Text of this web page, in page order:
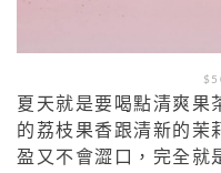
夏天就是要喝點清爽果
的荔枝果香跟清新的茉
盈又不會澀口，完全就